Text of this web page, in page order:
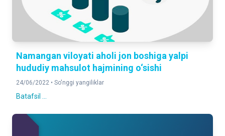
Namangan viloyati aholi jon boshiga yalpi
hududiy mahsulot hajmining o‘sishi
24/06/2022 • So'nggi yangiliklar
Batafsil ...